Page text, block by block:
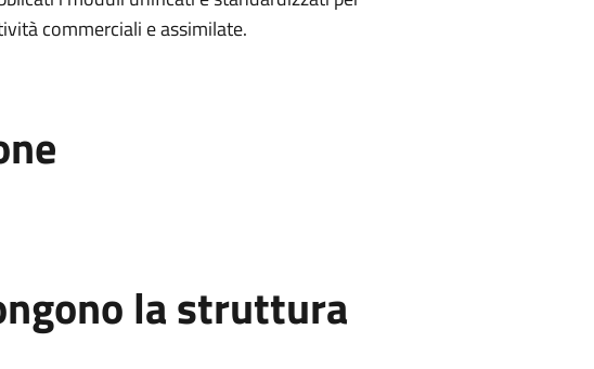
commerciali e assimilate.
la struttura